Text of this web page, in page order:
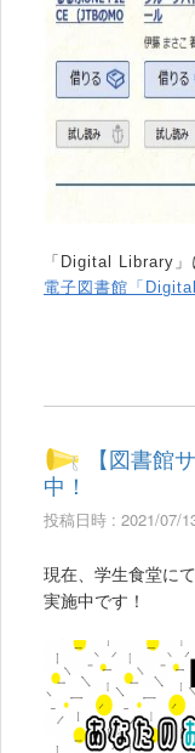
「Digital Library」
電子図書館「
【図書館
中！
投稿日時 : 2021/07/
現在、学生食堂にて
実施中です！